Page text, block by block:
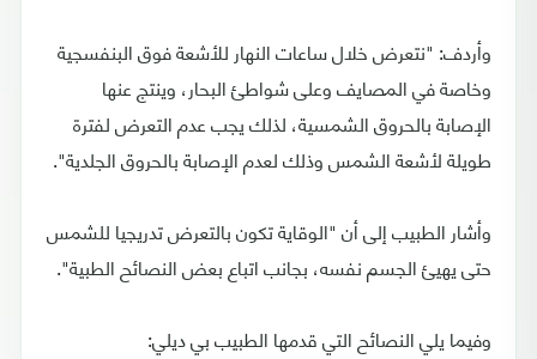
وأردف: "نتعرض خلال ساعات النهار للأشعة فوق البنفسجية
وخاصة في المصايف وعلى شواطئ البحار، وينتج عنها
الإصابة بالحروق الشمسية، لذلك يجب عدم التعرض لفترة
طويلة لأشعة الشمس وذلك لعدم الإصابة بالحروق الجلدية".
وأشار الطبيب إلى أن "الوقاية تكون بالتعرض تدريجيا للشمس
حتى يهيئ الجسم نفسه، بجانب اتباع بعض النصائح الطبية".
وفيما يلي النصائح التي قدمها الطبيب بي ديلي: